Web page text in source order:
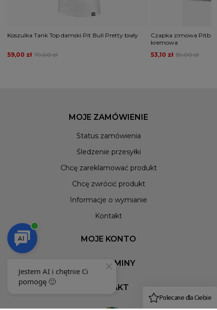
Koszulka Tank Top damski Pit Bull Pretty biały
79,00 zł
59,00 zł
Czapka zimowa
kremowa
59,00 zł
53,10 zł
MOJE ZAMÓWIENIE
Status zamówienia
Śledzenie przesyłki
Chcę zareklamować produkt
Chcę zwrócić produkt
Informacje o wymianie
Kontakt
MOJE KONTO
REGULAMINY
KONTAKT